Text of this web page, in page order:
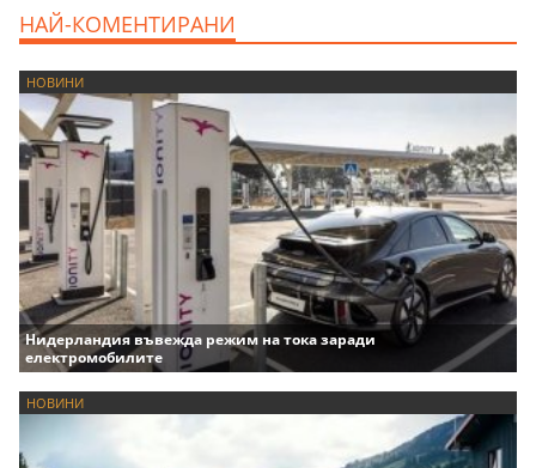
НАЙ-КОМЕНТИРАНИ
НОВИНИ
Нидерландия въвежда режим на тока заради
електромобилите
НОВИНИ